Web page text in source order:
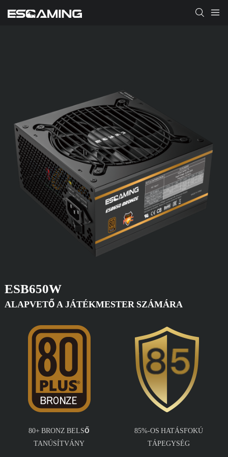
ESB650W
ALAPVETŐ A JÁTÉKMESTER SZÁMÁRA
80+ BRONZ BELSŐ
TANÚSÍTVÁNY
85%-OS HATÁSFOKÚ
TÁPEGYSÉG